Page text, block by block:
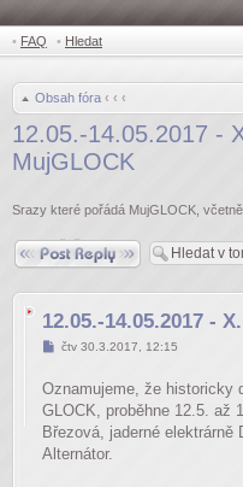
• FAQ • Hledat
Obsah fóra ‹ ‹ ‹
12.05.-14.05.2017 -
MujGLOCK
Srazy které pořádá MujGLOCK,
Odpovědět
12.05.-14.05.2017 -
Příspěvek
čtv 30.3.2017, 12:15
Oznamujeme, že historicky
GLOCK, proběhne 12.5. až
Březová, jaderné
Alternátor.